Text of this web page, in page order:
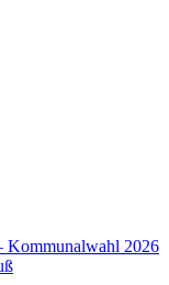
Kommunalwahl 2026